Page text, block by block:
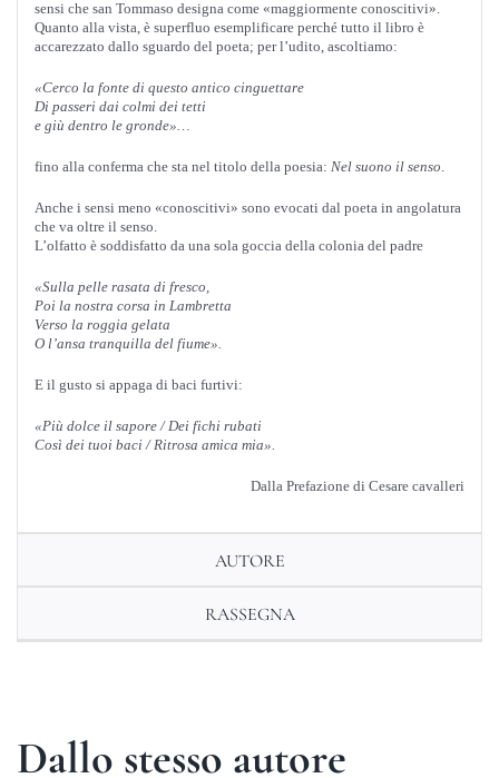
sensi che san Tommaso designa come «maggiormente conoscitivi».
Quanto alla vista, è superfluo esemplificare perché tutto il libro è
accarezzato dallo sguardo del poeta; per l’udito, ascoltiamo:
«Cerco la fonte di questo antico cinguettare
Di passeri dai colmi dei tetti
e giù dentro le gronde»…
fino alla conferma che sta nel titolo della poesia: Nel suono il senso.
Anche i sensi meno «conoscitivi» sono evocati dal poeta in angolatura
che va oltre il senso.
L’olfatto è soddisfatto da una sola goccia della colonia del padre
«Sulla pelle rasata di fresco,
Poi la nostra corsa in Lambretta
Verso la roggia gelata
O l’ansa tranquilla del fiume».
E il gusto si appaga di baci furtivi:
«Più dolce il sapore / Dei fichi rubati
Così dei tuoi baci / Ritrosa amica mia».
Dalla Prefazione di Cesare cavalleri
AUTORE
RASSEGNA
Dallo stesso autore